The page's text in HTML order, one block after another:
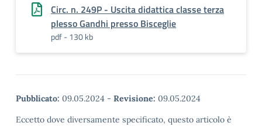
Circ. n. 249P - Uscita didattica classe terza
plesso Gandhi presso Bisceglie
pdf - 130 kb
Pubblicato: 09.05.2024 - Revisione: 09.05.2024
Eccetto dove diversamente specificato, questo articolo è